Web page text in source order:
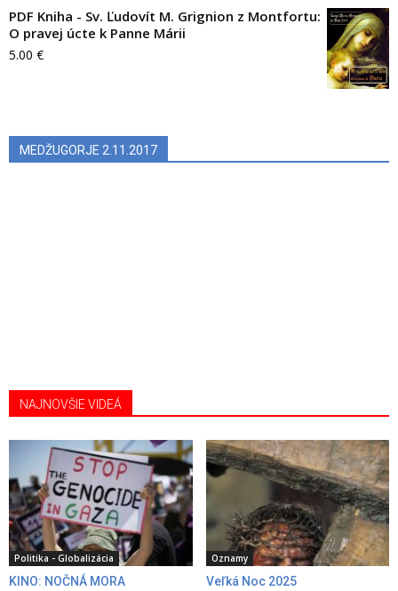
PDF Kniha - Sv. Ľudovít M. Grignion z Montfortu:
O pravej úcte k Panne Márii
5.00 €
MEDŽUGORJE 2.11.2017
NAJNOVŠIE VIDEÁ
Politika - Globalizácia
KINO: NOČNÁ MORA
Oznamy
Veľká Noc 2025